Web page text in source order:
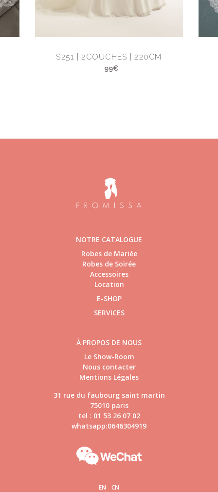
S251 | 2COUCHES | 220CM
99€
NOTRE CATALOGUE
Robes de Mariée
Robes de Soirée
Accessoires
Location
E-SHOP
SERVICES
À PROPOS DE NOUS
Le Show-Room
Nous contacter
Mentions Légales
31 rue du faubourg saint martin
75010 paris
tel : 01 53 26 07 02
whatsapp:0646304919
EN CN